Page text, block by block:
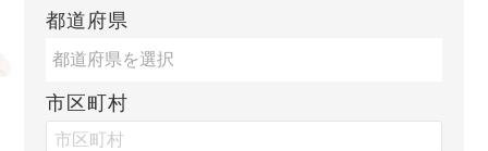
都道府県
市区町村